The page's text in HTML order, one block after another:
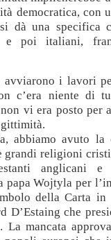
democratica, con
dà una specifica
e poi italiani,
avviarono i lavori
c’era niente di
vi era posto per
abbiamo avuto la
grandi religioni
anglicani
papa Wojtyla per
della Carta in
D’Estaing che
La mancata